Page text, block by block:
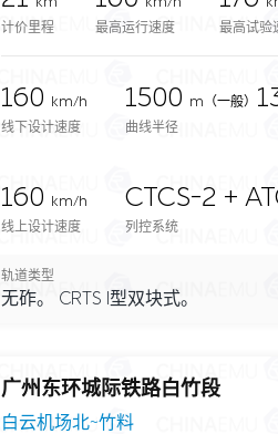
计价里程
最高运行速度
最高试验
160 km/h
线下设计速度
1500 m （一般）
曲线半径
160 km/h
线上设计速度
CTCS-2 +
列控系统
轨道类型
无砟。 CRTS I型双块式。
广州东环城际铁路白竹段
白云机场北~竹料